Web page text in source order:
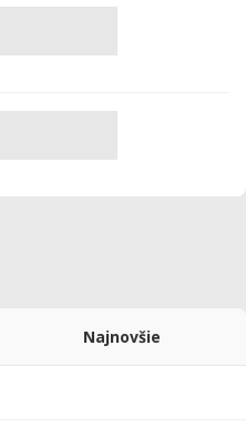
Najnovšie